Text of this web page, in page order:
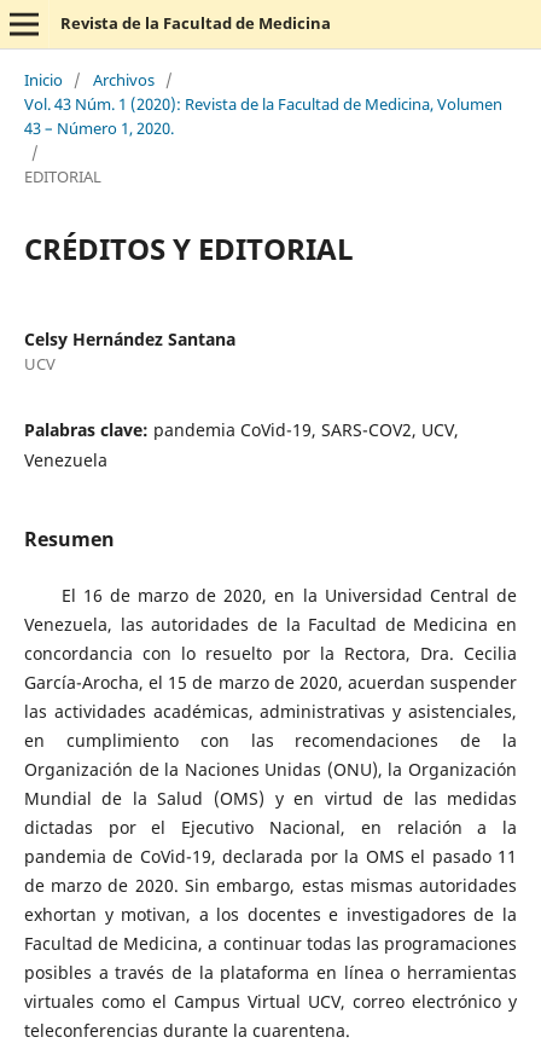
Revista de la Facultad de Medicina
Inicio / Archivos /
Vol. 43 Núm. 1 (2020): Revista de la Facultad de Medicina, Volumen
43 – Número 1, 2020.
/
EDITORIAL
CRÉDITOS Y EDITORIAL
Celsy Hernández Santana
UCV
Palabras clave: pandemia CoVid-19, SARS-COV2, UCV,
Venezuela
Resumen
El 16 de marzo de 2020, en la Universidad Central de
Venezuela, las autoridades de la Facultad de Medicina en
concordancia con lo resuelto por la Rectora, Dra. Cecilia
García-Arocha, el 15 de marzo de 2020, acuerdan suspender
las actividades académicas, administrativas y asistenciales,
en cumplimiento con las recomendaciones de la
Organización de la Naciones Unidas (ONU), la Organización
Mundial de la Salud (OMS) y en virtud de las medidas
dictadas por el Ejecutivo Nacional, en relación a la
pandemia de CoVid-19, declarada por la OMS el pasado 11
de marzo de 2020. Sin embargo, estas mismas autoridades
exhortan y motivan, a los docentes e investigadores de la
Facultad de Medicina, a continuar todas las programaciones
posibles a través de la plataforma en línea o herramientas
virtuales como el Campus Virtual UCV, correo electrónico y
teleconferencias durante la cuarentena.